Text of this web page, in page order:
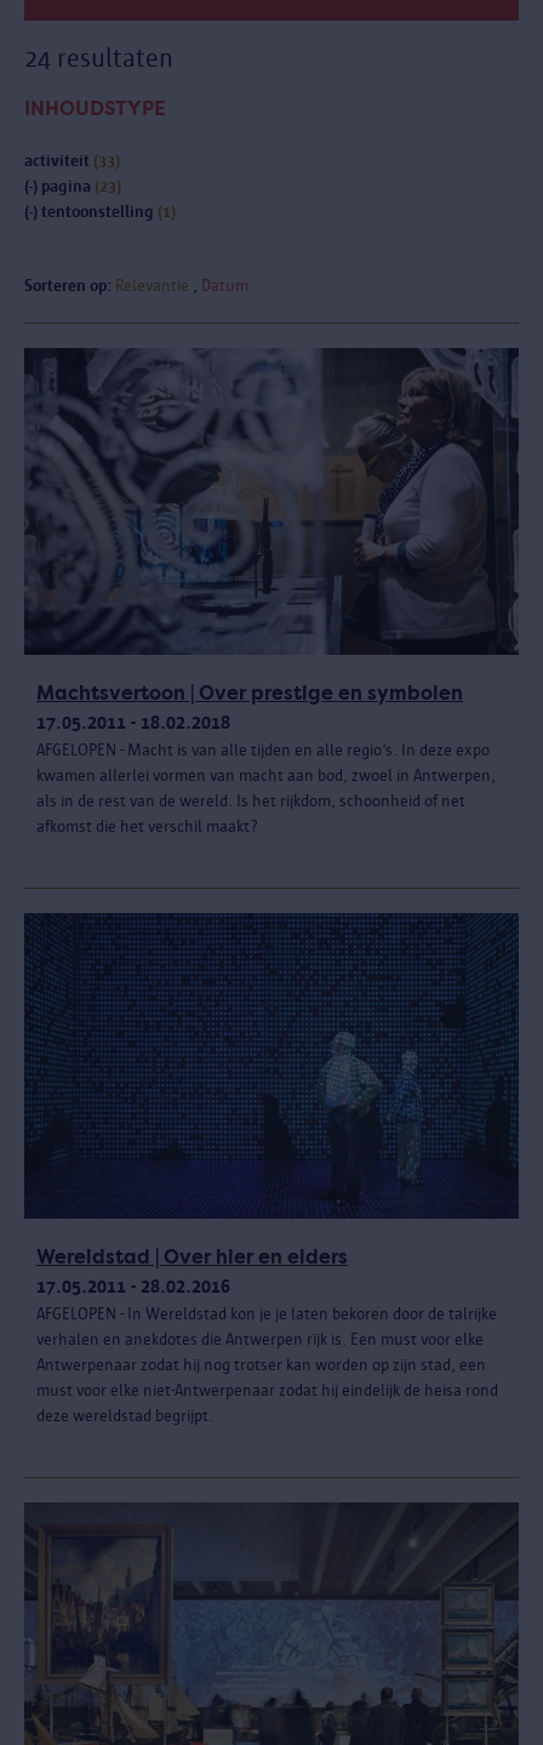
24 resultaten
INHOUDSTYPE
activiteit (33)
(-) pagina (23)
(-) tentoonstelling (1)
Sorteren op: Relevantie Datum
Machtsvertoon | Over prestige en symbolen
17.05.2011 - 18.02.2018
AFGELOPEN - Macht is van alle tijden en alle regio’s. In deze expo
kwamen allerlei vormen van macht aan bod, zwoel in Antwerpen,
als in de rest van de wereld. Is het rijkdom, schoonheid of net
afkomst die het verschil maakt?
Wereldstad | Over hier en elders
17.05.2011 - 28.02.2016
AFGELOPEN - In Wereldstad kon je je laten bekoren door de talrijke
verhalen en anekdotes die Antwerpen rijk is. Een must voor elke
Antwerpenaar zodat hij nog trotser kan worden op zijn stad, een
must voor elke niet-Antwerpenaar zodat hij eindelijk de heisa rond
deze wereldstad begrijpt.